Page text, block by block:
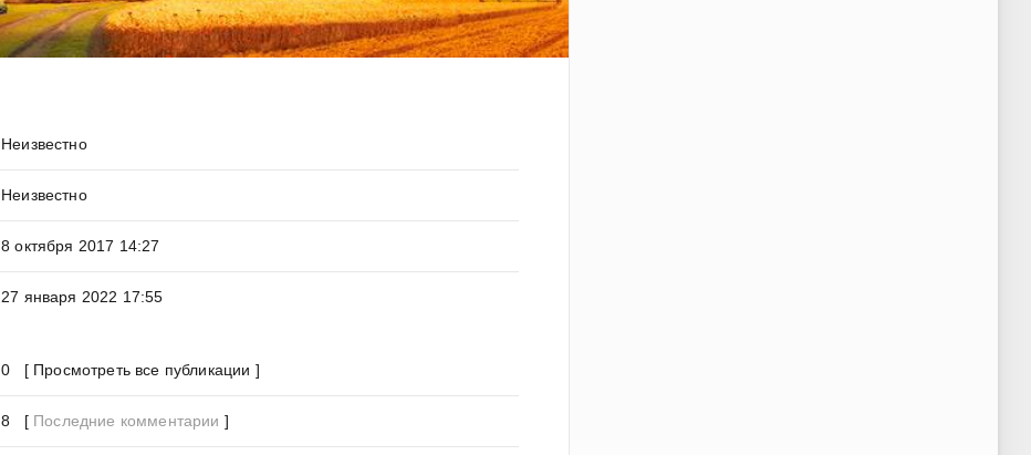
Неизвестно
Неизвестно
8 октября 2017 14:27
27 января 2022 17:55
0 [ Просмотреть все публикации ]
8 [ Последние комментарии ]